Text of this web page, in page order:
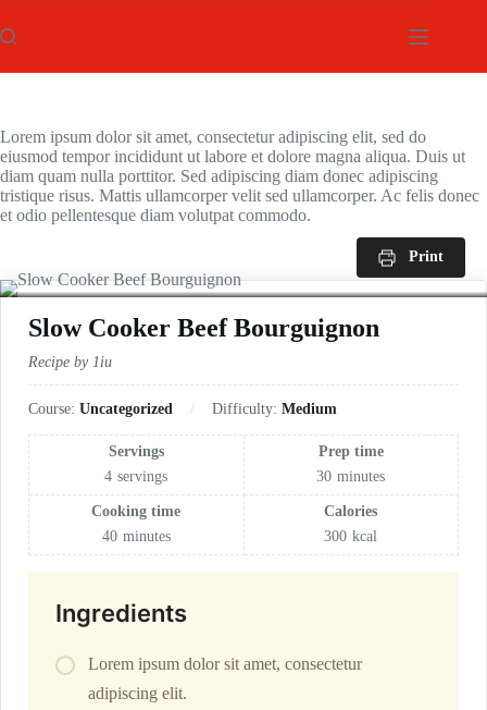
过
容
Lorem ipsum dolor sit amet, consectetur adipiscing elit, sed do
eiusmod tempor incididunt ut labore et dolore magna aliqua. Duis ut
diam quam nulla porttitor. Sed adipiscing diam donec adipiscing
tristique risus. Mattis ullamcorper velit sed ullamcorper. Ac felis donec
et odio pellentesque diam volutpat commodo.
Print
Slow Cooker Beef Bourguignon
Recipe by 1iu
Course: Uncategorized Difficulty: Medium
Servings
4 servings
Prep time
30 minutes
Cooking time
40 minutes
Calories
300 kcal
Ingredients
Lorem ipsum dolor sit amet, consectetur
adipiscing elit.